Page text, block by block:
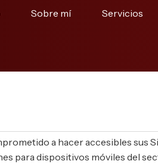
Sobre mí Servicios
a hacer accesibles sus
para dispositivos móviles del